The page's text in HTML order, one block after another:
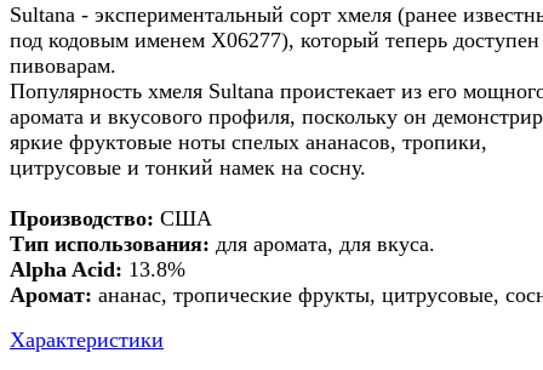
Sultana - экспериментальный сорт хмеля (ранее
под кодовым именем X06277), который теперь доступен
пивоварам.
Популярность хмеля Sultana проистекает из его
аромата и вкусового профиля, поскольку он
яркие фруктовые ноты спелых ананасов, тропики,
цитрусовые и тонкий намек на сосну.
Производство: США
Тип использования: для аромата, для вкуса.
Alpha Acid: 13.8%
Аромат: ананас, тропические фрукты, цитрусовые,
Характеристики